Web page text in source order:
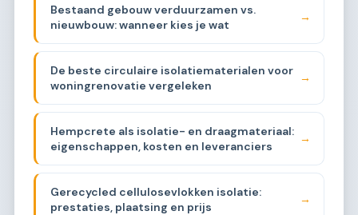
Bestaand gebouw verduurzamen vs.
nieuwbouw: wanneer kies je wat
→
De beste circulaire isolatiematerialen voor
woningrenovatie vergeleken
→
Hempcrete als isolatie- en draagmateriaal:
eigenschappen, kosten en leveranciers
→
Gerecycled cellulosevlokken isolatie:
prestaties, plaatsing en prijs
→